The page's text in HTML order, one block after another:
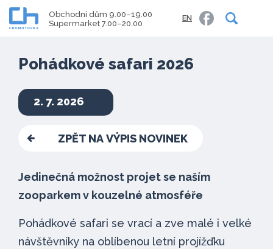
Obchodní dům 9.00–19.00
Supermarket 7.00–20.00
EN
Pohádkové safari 2026
2. 7. 2026
ZPĚT NA VÝPIS NOVINEK
Jedinečná možnost projet se naším
zooparkem v kouzelné atmosféře
Pohádkové safari se vrací a zve malé i velké
návštěvníky na oblíbenou letní projížďku